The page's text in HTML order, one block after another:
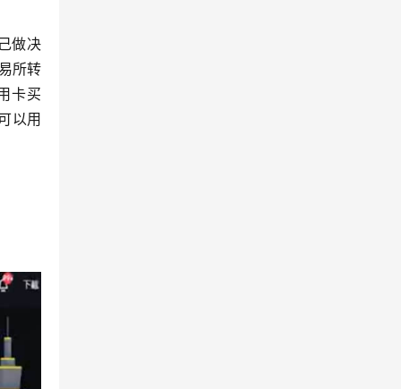
做决
所转
卡买
以用